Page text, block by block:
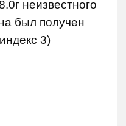
неизвестного
был получен
3)